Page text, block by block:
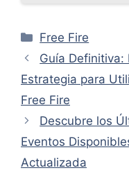
Categorías
Free Fire
Guía Definitiva:
Estrategia para
Free Fire
Descubre los
Eventos
Actualizada